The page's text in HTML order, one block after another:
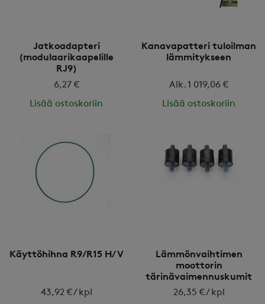
Jatkoadapteri
(modulaarikaapelille
RJ9)
6,27 €
Lisää ostoskoriin
Kanavapatteri tuloilman
lämmitykseen
Alk. 1 019,06 €
Lisää ostoskoriin
Käyttöhihna R9/R15 H/V
43,92 € / kpl
Lämmönvaihtimen
moottorin
tärinävaimennuskumit
(4kpl)
26,35 € / kpl